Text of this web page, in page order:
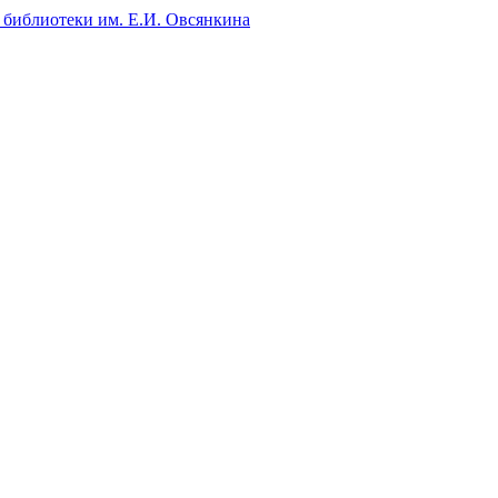
библиотеки им. Е.И. Овсянкина